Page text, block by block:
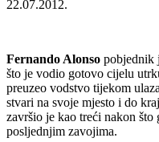
22.07.2012.
Fernando Alonso pobjednik
što je vodio gotovo cijelu
preuzeo vodstvo tijekom
stvari na svoje mjesto i do
završio je kao treći nakon što
posljednjim zavojima.